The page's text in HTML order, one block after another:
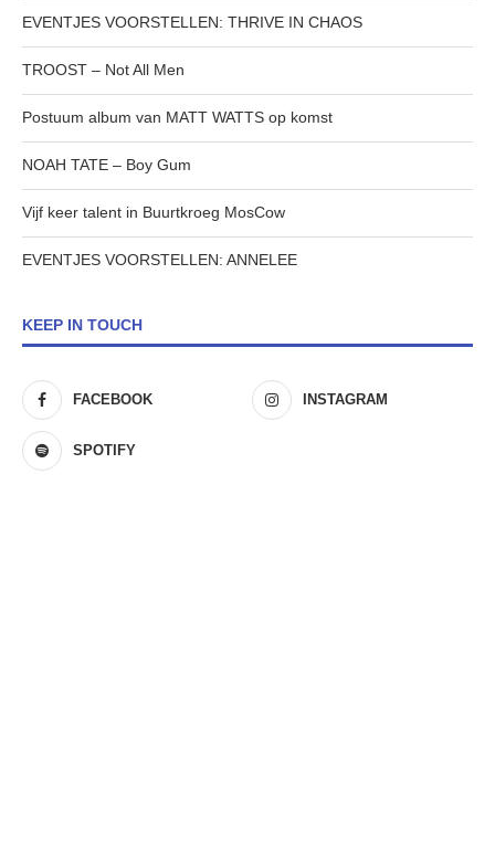
EVENTJES VOORSTELLEN: THRIVE IN CHAOS
TROOST – Not All Men
Postuum album van MATT WATTS op komst
NOAH TATE – Boy Gum
Vijf keer talent in Buurtkroeg MosCow
EVENTJES VOORSTELLEN: ANNELEE
KEEP IN TOUCH
FACEBOOK INSTAGRAM
SPOTIFY